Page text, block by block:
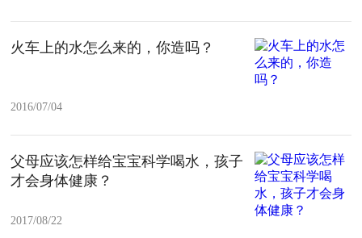
火车上的水怎么来的，你造吗？
2016/07/04
父母应该怎样给宝宝科学喝水，孩子
才会身体健康？
2017/08/22